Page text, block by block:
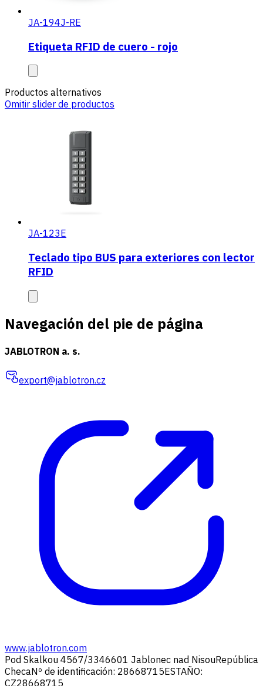
JA-194J-RE
Etiqueta RFID de cuero - rojo
Productos alternativos
Omitir slider de productos
JA-123E
Teclado tipo BUS para exteriores con lector
RFID
Navegación del pie de página
JABLOTRON a. s.
export@jablotron.cz
www.jablotron.com
Pod Skalkou 4567/3346601 Jablonec nad NisouRepública
ChecaNº de identificación: 28668715ESTAÑO:
CZ28668715